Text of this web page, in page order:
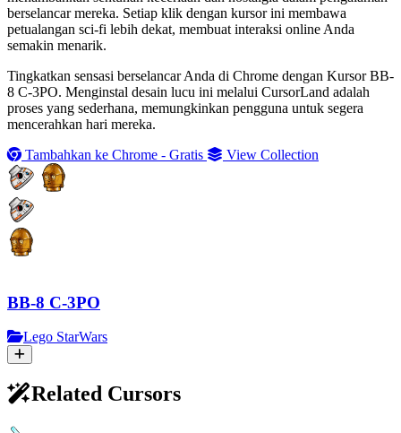
berselancar mereka. Setiap klik dengan kursor ini membawa
petualangan sci-fi lebih dekat, membuat interaksi online Anda
semakin menarik.
Tingkatkan sensasi berselancar Anda di Chrome dengan Kursor BB-
8 C-3PO. Menginstal desain lucu ini melalui CursorLand adalah
proses yang sederhana, memungkinkan pengguna untuk segera
mencerahkan hari mereka.
Tambahkan ke Chrome - Gratis
View Collection
BB-8 C-3PO
Lego StarWars
Related Cursors